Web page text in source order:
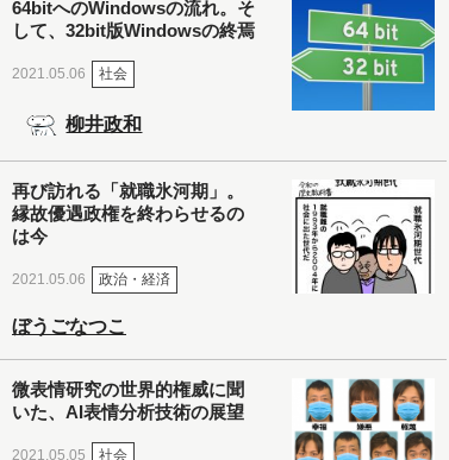
64bitへのWindowsの流れ。そ
して、32bit版Windowsの終焉
2021.05.06 社会
柳井政和
再び訪れる「就職氷河期」。
縁故優遇政権を終わらせるの
は今
2021.05.06 政治・経済
ぼうごなつこ
微表情研究の世界的権威に聞
いた、AI表情分析技術の展望
2021.05.05 社会